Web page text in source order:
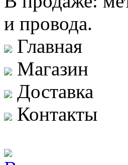
и провода.
Главная
Магазин
Доставка
Контакты